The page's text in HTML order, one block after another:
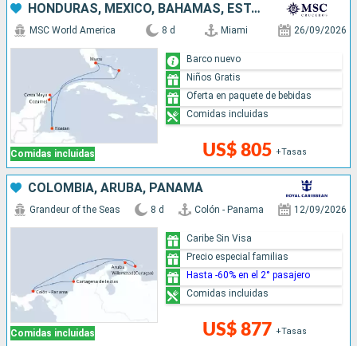
HONDURAS, MÉXICO, BAHAMAS, ESTADOS UNIDOS
Comidas incluidas
MSC World America 8 d Miami 26/09/2026
US$ 805 +Tasas
Barco nuevo
Niños Gratis
Oferta en paquete de bebidas
Comidas incluidas
COLOMBIA, ARUBA, PANAMÁ
Comidas incluidas
Grandeur of the Seas 8 d Colón - Panama 12/09/2026
US$ 877 +Tasas
Caribe Sin Visa
Precio especial familias
Hasta -60% en el 2° pasajero
Comidas incluidas